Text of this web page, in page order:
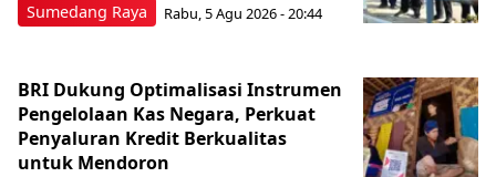
Sumedang Raya Rabu, 5 Agu 2026 - 20:44
BRI Dukung Optimalisasi Instrumen
Pengelolaan Kas Negara, Perkuat
Penyaluran Kredit Berkualitas
untuk Mendoron